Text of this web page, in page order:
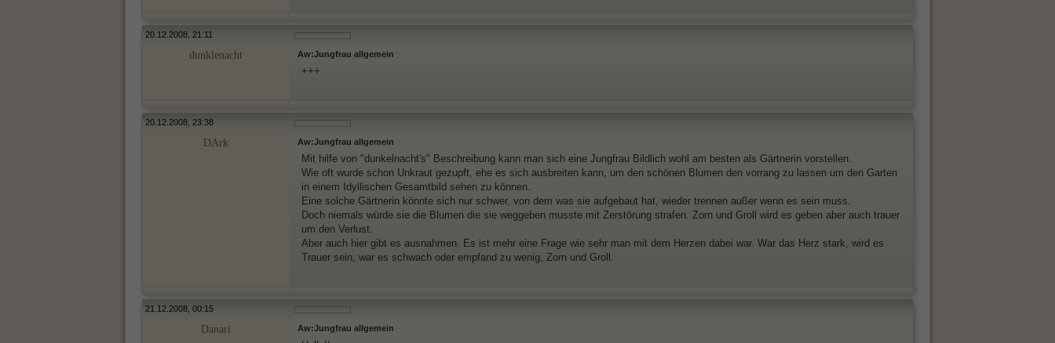
20.12.2008, 21:11
dunklenacht Aw:Jungfrau allgemein
+++
20.12.2008, 23:38
DArk Aw:Jungfrau allgemein
Mit hilfe von "dunkelnacht's" Beschreibung kann man sich eine Jungfrau Bildlich wohl am besten als Gärtnerin vorstellen.
Wie oft wurde schon Unkraut gezupft, ehe es sich ausbreiten kann, um den schönen Blumen den vorrang zu lassen um den Garten
in einem Idyllischen Gesamtbild sehen zu können.
Eine solche Gärtnerin könnte sich nur schwer, von dem was sie aufgebaut hat, wieder trennen außer wenn es sein muss.
Doch niemals würde sie die Blumen die sie weggeben musste mit Zerstörung strafen. Zorn und Groll wird es geben aber auch trauer
um den Verlust.
Aber auch hier gibt es ausnahmen. Es ist mehr eine Frage wie sehr man mit dem Herzen dabei war. War das Herz stark, wird es
Trauer sein, war es schwach oder empfand zu wenig, Zorn und Groll.
21.12.2008, 00:15
Danari Aw:Jungfrau allgemein